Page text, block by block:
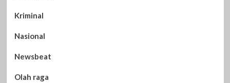
Kriminal
Nasional
Newsbeat
Olah raga